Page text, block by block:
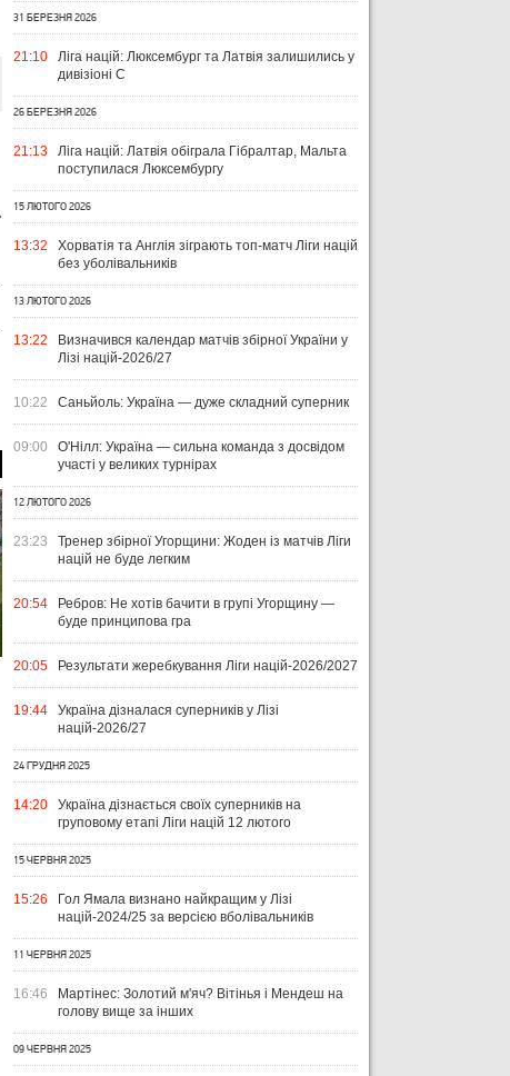
31 ЛИПНЯ 2026
УПЛ-2026/27. ПРЕДСТАВЛЕННЯ
КОМАНД
ВІСІМ МАТЧІВ — НУЛЬ
ПЕРЕМОГ: ЯК ДИНАМО, ЛНЗ ТА
СТАРТІ ЄВРОКУБКІВ
31 БЕРЕЗНЯ 2026
21:10
Ліга націй: Люксембург та Латвія залишились у
дивізіоні С
26 БЕРЕЗНЯ 2026
21:13
Ліга націй: Латвія обіграла Гібралтар, Мальта
поступилася Люксембургу
15 ЛЮТОГО 2026
13:32
Хорватія та Англія зіграють топ-матч Ліги націй
без уболівальників
13 ЛЮТОГО 2026
13:22
Визначився календар матчів збірної України у
Лізі націй-2026/27
10:22 Саньйоль: Україна — дуже складний суперник
09:00
О'Нілл: Україна — сильна команда з досвідом
участі у великих турнірах
12 ЛЮТОГО 2026
23:23
Тренер збірної Угорщини: Жоден із матчів Ліги
націй не буде легким
20:54
Ребров: Не хотів бачити в групі Угорщину —
буде принципова гра
20:05 Результати жеребкування Ліги націй-2026/2027
19:44
Україна дізналася суперників у Лізі
націй-2026/27
24 ГРУДНЯ 2025
14:20
Україна дізнається своїх суперників на
груповому етапі Ліги націй 12 лютого
15 ЧЕРВНЯ 2025
15:26
Гол Ямала визнано найкращим у Лізі
націй-2024/25 за версією вболівальників
11 ЧЕРВНЯ 2025
16:46
Мартінес: Золотий м'яч? Вітінья і Мендеш на
голову вище за інших
09 ЧЕРВНЯ 2025